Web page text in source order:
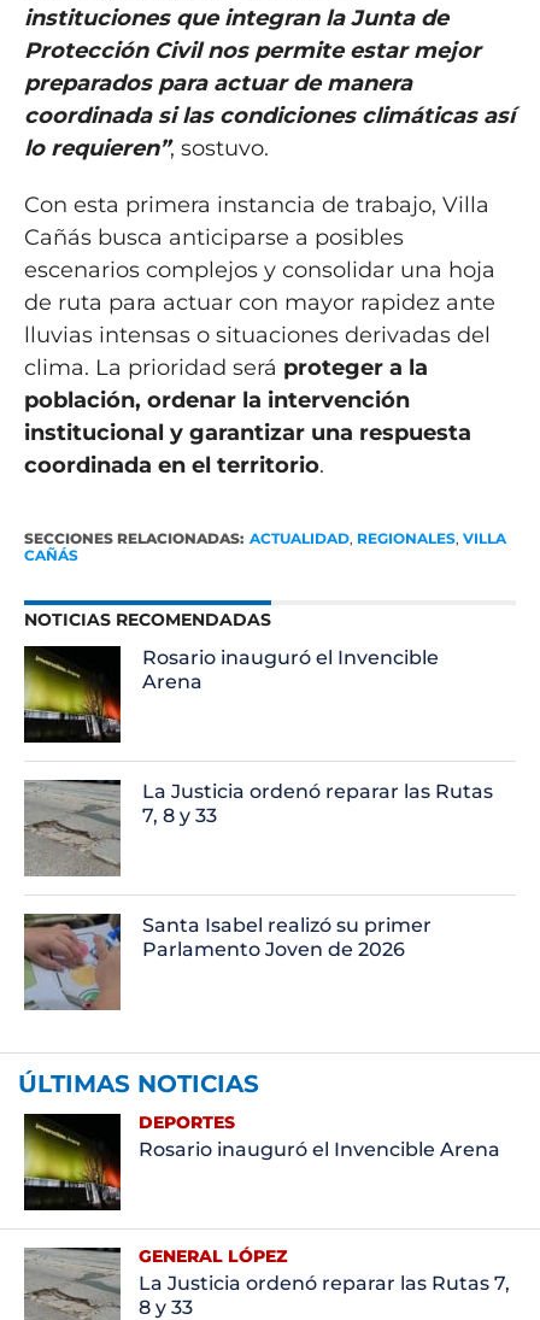
instituciones que integran la Junta de
Protección Civil nos permite estar mejor
preparados para actuar de manera
coordinada si las condiciones climáticas así
lo requieren”, sostuvo.
Con esta primera instancia de trabajo, Villa
Cañás busca anticiparse a posibles
escenarios complejos y consolidar una hoja
de ruta para actuar con mayor rapidez ante
lluvias intensas o situaciones derivadas del
clima. La prioridad será proteger a la
población, ordenar la intervención
institucional y garantizar una respuesta
coordinada en el territorio.
SECCIONES RELACIONADAS: ACTUALIDAD, REGIONALES, VILLA
CAÑÁS
NOTICIAS RECOMENDADAS
Rosario inauguró el Invencible
Arena
La Justicia ordenó reparar las Rutas
7, 8 y 33
Santa Isabel realizó su primer
Parlamento Joven de 2026
ÚLTIMAS NOTICIAS
DEPORTES
Rosario inauguró el Invencible Arena
GENERAL LÓPEZ
La Justicia ordenó reparar las Rutas 7,
8 y 33